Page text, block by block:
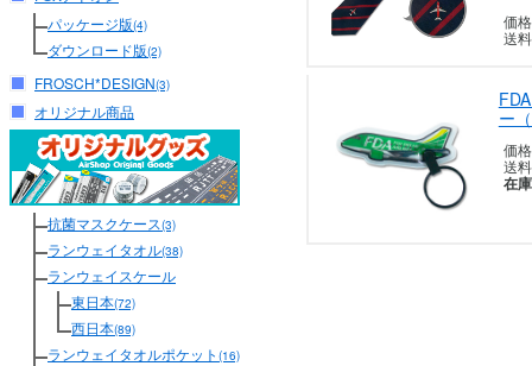
パッケージ版(4)
ダウンロード版(2)
FROSCH*DESIGN(3)
オリジナル商品
抗菌マスクケース(3)
ランウェイタオル(38)
ランウェイスケール
東日本(72)
西日本(89)
ランウェイタオルポケット (16)
価
送
ー
価
送
在